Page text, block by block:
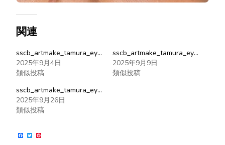
関連
sscb_artmake_tamura_eyebrow_20250903
2025年9月4日
類似投稿
sscb_artmake_tamura_eyebrow_20250906
2025年9月9日
類似投稿
sscb_artmake_tamura_eyebrow_20250925
2025年9月26日
類似投稿
Facebook
Twitter